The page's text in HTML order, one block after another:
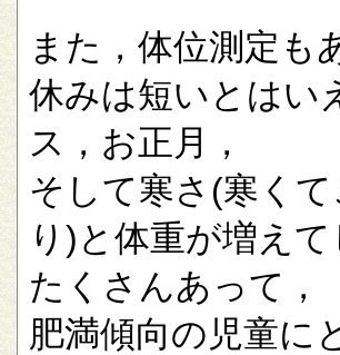
また，体位測定も
休みは短いとはい
ス，お正月，
そして寒さ(寒く
り)と体重が増え
たくさんあって，
肥満傾向の児童に